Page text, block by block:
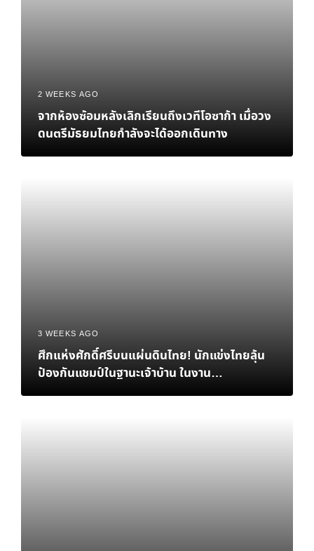
2 WEEKS AGO
จากห้องซ้อมหลังเลิกเรียนถึงเวทีโอซาก้า เมื่อวง
ดนตรีมัธยมไทยกำลังจะได้ออกเดินทาง
3 WEEKS AGO
ศึกแห่งศักดิ์ศรีบนแผ่นดินไทย! นักแข่งไทยลุ้น
ป้องกันแชมป์ในฐานะเจ้าบ้าน ในงาน